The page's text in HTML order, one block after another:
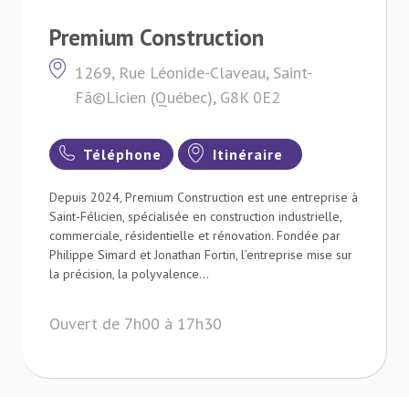
Premium Construction
1269, Rue Léonide-Claveau, Saint-
Fã©Licien (Québec), G8K 0E2
Téléphone Itinéraire
Depuis 2024, Premium Construction est une entreprise à
Saint-Félicien, spécialisée en construction industrielle,
commerciale, résidentielle et rénovation. Fondée par
Philippe Simard et Jonathan Fortin, l’entreprise mise sur
la précision, la polyvalence...
Ouvert de 7h00 à 17h30